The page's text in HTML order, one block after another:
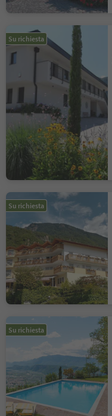
Su richiesta
Su richiesta
Su richiesta